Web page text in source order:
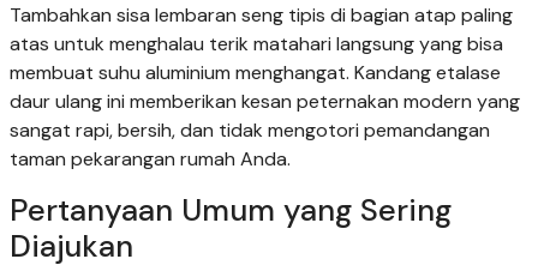
Tambahkan sisa lembaran seng tipis di bagian atap paling
atas untuk menghalau terik matahari langsung yang bisa
membuat suhu aluminium menghangat. Kandang etalase
daur ulang ini memberikan kesan peternakan modern yang
sangat rapi, bersih, dan tidak mengotori pemandangan
taman pekarangan rumah Anda.
Pertanyaan Umum yang Sering
Diajukan